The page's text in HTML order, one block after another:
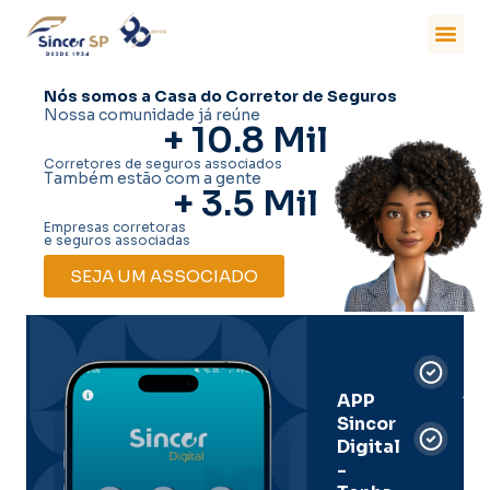
Nós somos a Casa do Corretor de Seguros
Nossa comunidade já reúne
+ 10.8 Mil
Corretores de seguros associados
Também estão com a gente
+ 3.5 Mil
Empresas corretoras
e seguros associadas
SEJA UM ASSOCIADO
APP
Sincor
Digital
-